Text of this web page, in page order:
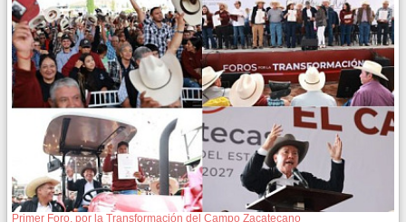
Primer Foro, por la Transformación del Campo Zacatecano